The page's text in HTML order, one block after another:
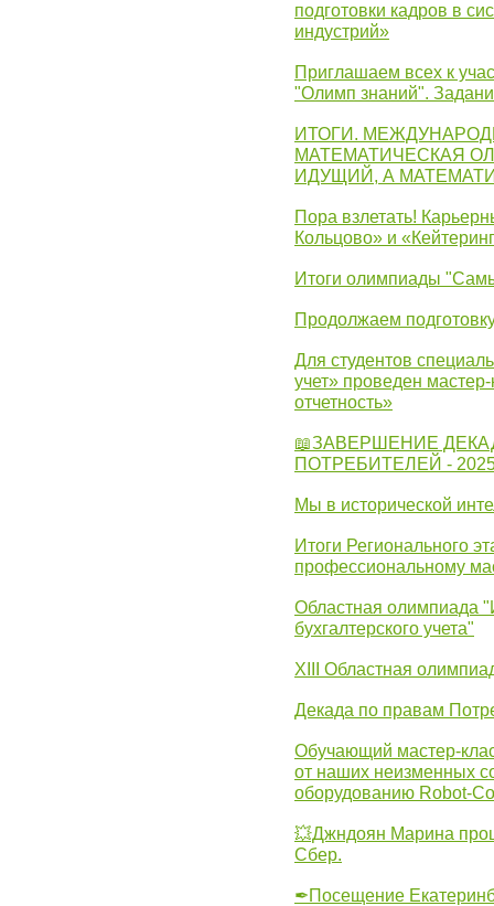
подготовки кадров в
индустрий»
Приглашаем всех к
"Олимп знаний".
ИТОГИ.
МАТЕМАТИЧЕСКАЯ
ИДУЩИЙ, А
Пора взлетать!
Кольцово» и
Итоги олимпиады
Продолжаем
Для студентов
учет» проведен
отчетность»
📖ЗАВЕРШЕНИЕ
ПОТРЕБИТЕЛЕЙ -
Мы в исторической
Итоги Регионального
профессиональному
Областная олимпиада
бухгалтерского учета"
XIII Областная
Декада по правам
Обучающий мастер-
от наших неизменных
оборудованию Robot-
💥Джндоян Марина
Сбер.
✒Посещение